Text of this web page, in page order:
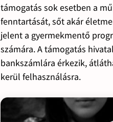
támogatás sok esetben a
fenntartását, sőt akár
jelent a gyermekmentő
számára. A támogatás
bankszámlára érkezik,
kerül felhasználásra.